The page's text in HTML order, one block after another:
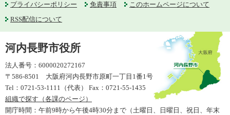
プライバシーポリシー 免責事項
このホームページについて
RSS配信について
河内長野市役所
法人番号：6000020272167
〒586-8501 大阪府河内長野市原町一丁目1番1号
Tel：0721-53-1111（代表） Fax：0721-55-1435
組織で探す（各課のページ）
開庁時間：午前9時から午後4時30分まで（土曜日、日曜日、祝日、年末